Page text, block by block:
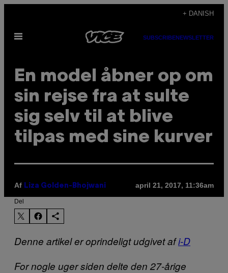
indhold
+ DANISH
Åbn
SUBSCRIBENEWSLETTER
En model åbner op om
sin rejse fra at sulte
sig selv til at blive
tilpas med sine kurver
Af Liza Golden-Bhojwani april 21, 2017, 11:36am
Del
Denne artikel er oprindeligt udgivet afi-D
For nogle uger siden delte den 27-årige